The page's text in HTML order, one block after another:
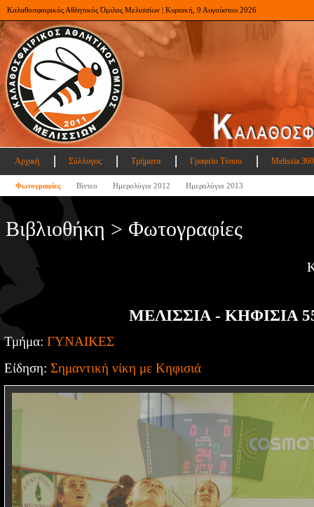
Καλαθοσφαιρικός Αθλητικός Όμιλος Μελισσίων | Κυριακή, 9 Αυγούστου 2026
Αρχική Σύλλογος Τμήματα Γραφείο Τύπου Melissia
Φωτογραφίες Βίντεο Ημερολόγιο 2012 Ημερολόγιο 2013
Βιβλιοθήκη > Φωτογραφίες
ΜΕΛΙΣΣΙΑ - ΚΗΦΙΣΙΑ
Τμήμα: ΓΥΝΑΙΚΕΣ
Είδηση: Σημαντική νίκη με Κηφισιά